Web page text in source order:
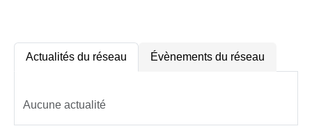
Actualités du réseau Évènements du réseau
Aucune actualité